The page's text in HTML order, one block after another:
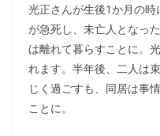
光正さんが生後1か月の
が急死し、未亡人となっ
は離れて暮らすことに。
れます。半年後、二人は
じく過ごすも、同居は事
ことに。